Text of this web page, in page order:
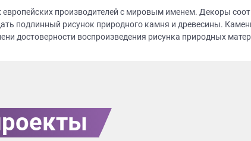
производителей с мировым именем. Декоры
подлинный рисунок природного камня и древесины.
достоверности воспроизведения рисунка природных